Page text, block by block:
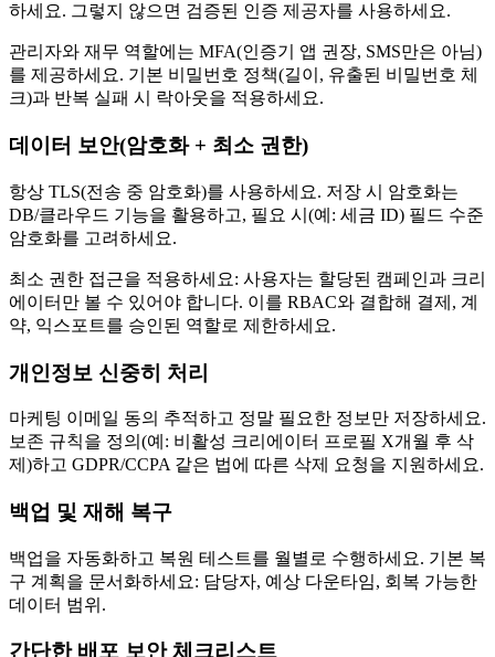
하세요. 그렇지 않으면 검증된 인증 제공자를 사용하세요.
관리자와 재무 역할에는 MFA(인증기 앱 권장, SMS만은 아님)
를 제공하세요. 기본 비밀번호 정책(길이, 유출된 비밀번호 체
크)과 반복 실패 시 락아웃을 적용하세요.
데이터 보안(암호화 + 최소 권한)
항상 TLS(전송 중 암호화)를 사용하세요. 저장 시 암호화는
DB/클라우드 기능을 활용하고, 필요 시(예: 세금 ID) 필드 수준
암호화를 고려하세요.
최소 권한 접근을 적용하세요: 사용자는 할당된 캠페인과 크리
에이터만 볼 수 있어야 합니다. 이를 RBAC와 결합해 결제, 계
약, 익스포트를 승인된 역할로 제한하세요.
개인정보 신중히 처리
마케팅 이메일 동의 추적하고 정말 필요한 정보만 저장하세요.
보존 규칙을 정의(예: 비활성 크리에이터 프로필 X개월 후 삭
제)하고 GDPR/CCPA 같은 법에 따른 삭제 요청을 지원하세요.
백업 및 재해 복구
백업을 자동화하고 복원 테스트를 월별로 수행하세요. 기본 복
구 계획을 문서화하세요: 담당자, 예상 다운타임, 회복 가능한
데이터 범위.
간단한 배포 보안 체크리스트